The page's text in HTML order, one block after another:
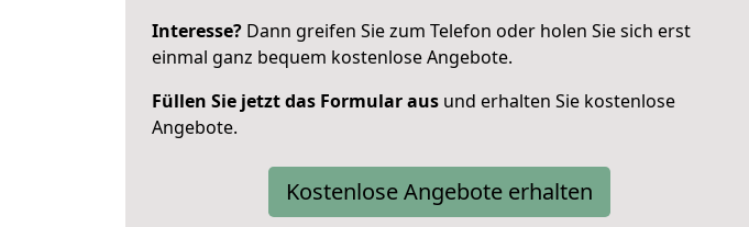
Interesse? Dann greifen Sie zum Telefon oder holen Sie sich erst
einmal ganz bequem kostenlose Angebote.
Füllen Sie jetzt das Formular aus und erhalten Sie kostenlose
Angebote.
Kostenlose Angebote erhalten